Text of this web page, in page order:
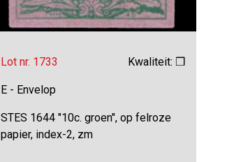
Lot nr. 1733 Kwaliteit: ❒
E - Envelop
STES 1644 "10c. groen", op felroze
papier, index-2, zm